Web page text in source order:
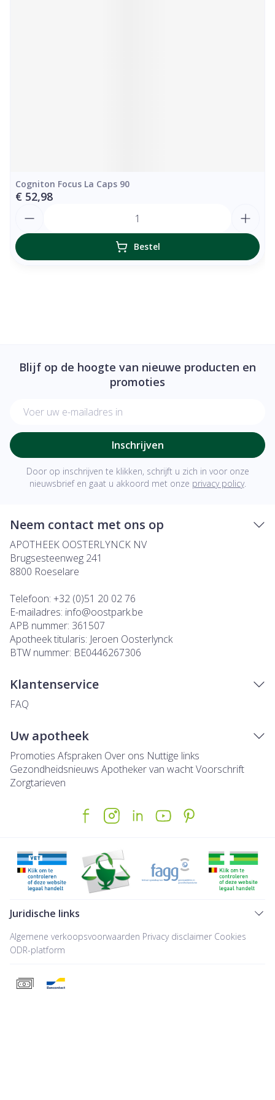
Cogniton Focus La Caps 90
€ 52,98
Bestel
Blijf op de hoogte van nieuwe producten en
promoties
Inschrijven
Door op inschrijven te klikken, schrijft u zich in voor onze
nieuwsbrief en gaat u akkoord met onze privacy policy.
Neem contact met ons op
APOTHEEK OOSTERLYNCK NV
Brugsesteenweg 241
8800 Roeselare
Telefoon: +32 (0)51 20 02 76
E-mailadres: info@oostpark.be
APB nummer: 361507
Apotheek titularis: Jeroen Oosterlynck
BTW nummer: BE0446267306
Klantenservice
FAQ
Uw apotheek
Promoties Afspraken Over ons Nuttige links
Gezondheidsnieuws Apotheker van wachtVoorschrift
Zorgtarieven
Juridische links
Algemene verkoopsvoorwaarden Privacy disclaimer Cookies
ODR-platform